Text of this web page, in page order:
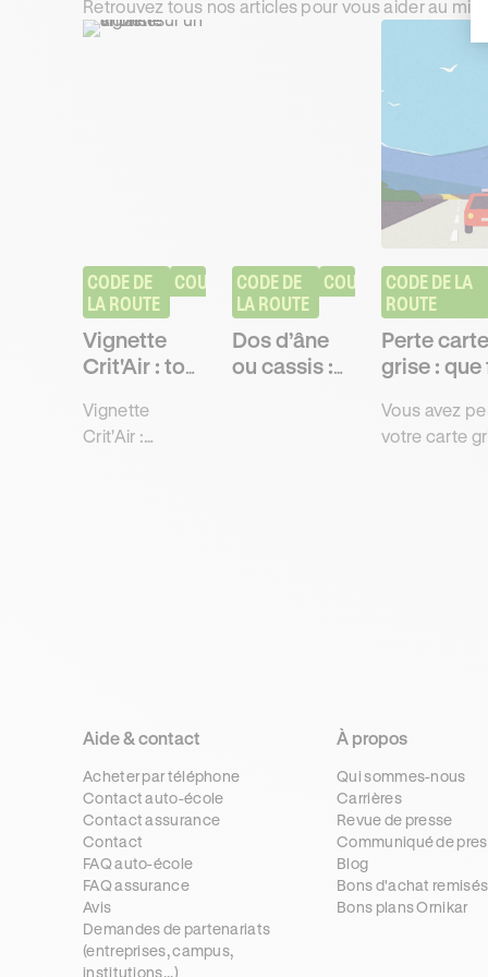
Retrouvez tous nos articles pour vous aider au
CODE DE
LA ROUTE
COURS
Vignette
Crit'Air : tout
pour rouler
en zone à
Vignette
Crit'Air :
CODE DE
LA ROUTE
COURS
Dos d’âne
ou cassis :
CODE DE LA
ROUTE
Perte carte
grise : que
?
Vous avez
votre carte
Aide & contact
Acheter par téléphone
Contact auto-école
Contact assurance
Contact
FAQ auto-école
FAQ assurance
Avis
Demandes de partenariats
(entreprises, campus,
institutions...)
À propos
Qui sommes-nous
Carrières
Revue de presse
Communiqué de
Blog
Bons d'achat remisés
Bons plans Ornikar